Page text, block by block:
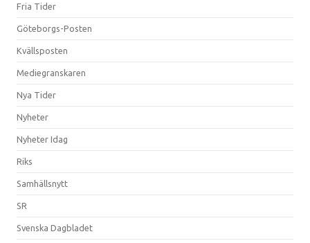
Fria Tider
Göteborgs-Posten
Kvällsposten
Mediegranskaren
Nya Tider
Nyheter
Nyheter Idag
Riks
Samhällsnytt
SR
Svenska Dagbladet